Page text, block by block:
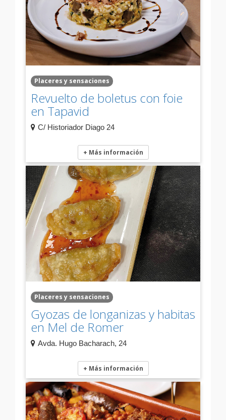
Placeres y sensaciones
Revuelto de boletus con foie
en Tapavid
C/ Historiador Diago 24
+ Más información
Placeres y sensaciones
Gyozas de longanizas y habitas
en Mel de Romer
Avda. Hugo Bacharach, 24
+ Más información